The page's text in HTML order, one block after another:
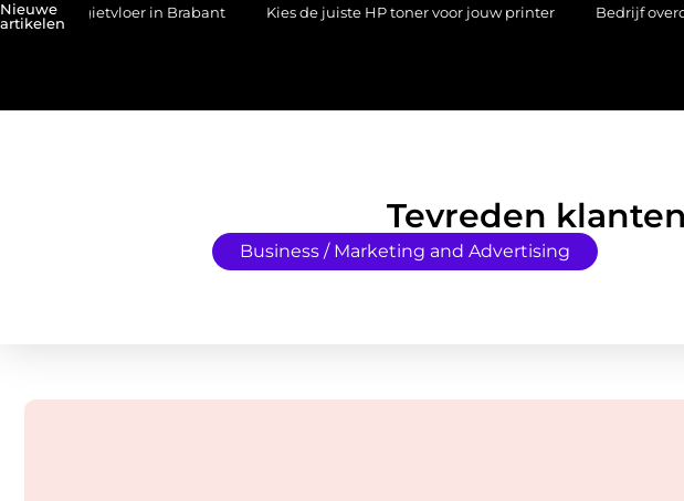
Nieuwe
artikelen
gietvloer in Brabant Kies de juiste HP toner voor jouw printer Bedrijf overdragen
Tevreden
Business / Marketing and Advertising